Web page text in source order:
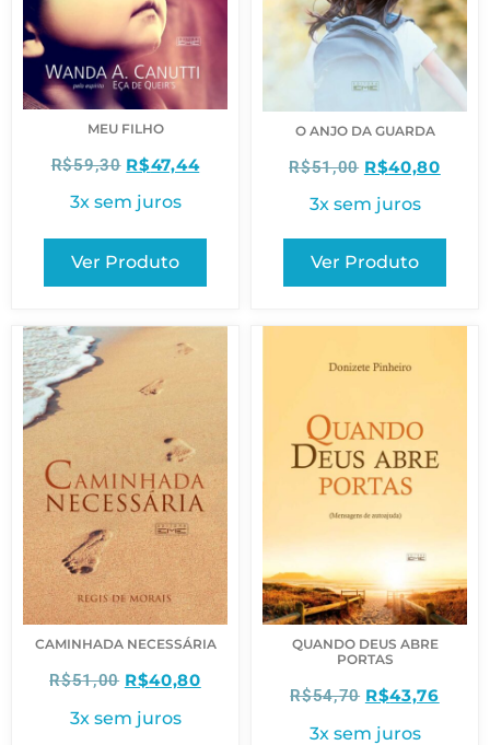
MEU FILHO
R$59,30 R$47,44
3x sem juros
Ver Produto
O ANJO DA GUARDA
R$51,00 R$40,80
3x sem juros
Ver Produto
CAMINHADA NECESSÁRIA
R$51,00 R$40,80
3x sem juros
QUANDO DEUS ABRE
PORTAS
R$54,70 R$43,76
3x sem juros